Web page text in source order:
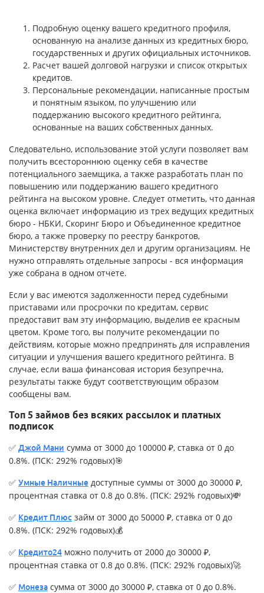
Подробную оценку вашего кредитного профиля,
основанную на анализе данных из кредитных бюро,
государственных и других официальных источников.
Расчет вашей долговой нагрузки и список открытых
кредитов.
Персональные рекомендации, написанные простым
и понятным языком, по улучшению или
поддержанию высокого кредитного рейтинга,
основанные на ваших собственных данных.
Следовательно, использование этой услуги позволяет вам
получить всестороннюю оценку себя в качестве
потенциального заемщика, а также разработать план по
повышению или поддержанию вашего кредитного
рейтинга на высоком уровне. Следует отметить, что данная
оценка включает информацию из трех ведущих кредитных
бюро - НБКИ, Скоринг Бюро и Объединенное кредитное
бюро, а также проверку по реестру банкротов,
Министерству внутренних дел и другим организациям. Не
нужно отправлять отдельные запросы - вся информация
уже собрана в одном отчете.
Если у вас имеются задолженности перед судебными
приставами или просрочки по кредитам, сервис
предоставит вам эту информацию, выделив ее красным
цветом. Кроме того, вы получите рекомендации по
действиям, которые можно предпринять для исправления
ситуации и улучшения вашего кредитного рейтинга. В
случае, если ваша финансовая история безупречна,
результаты также будут соответствующим образом
сообщены вам.
Топ 5 займов без всяких рассылок и платных
подписок
✅ Джой Мани сумма от 3000 до 100000 ₽, ставка от 0 до
0.8%. (ПСК: 292% годовых)🎯
✅ Умные Наличные доступные суммы от 3000 до 30000 ₽,
процентная ставка от 0.8 до 0.8%. (ПСК: 292% годовых)💸
✅ Кредит Плюс займ от 3000 до 50000 ₽, ставка от 0 до
0.8%. (ПСК: 292% годовых)💰
✅ Кредито24 можно получить от 2000 до 30000 ₽,
процентная ставка от 0.8 до 0.8%. (ПСК: 292% годовых)🚀
✅ Монеза сумма от 3000 до 30000 ₽, ставка от 0 до 0.8%.